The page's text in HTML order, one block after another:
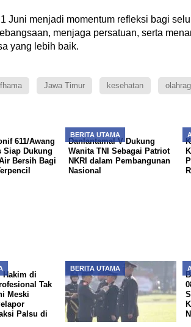
Juni menjadi momentum refleksi bagi
menjaga persatuan, serta
yang lebih baik.
Jawa Timur kesehatan
611/Awang
Siap Dukung
Bersih Bagi
BERITA UTAMA
Danlantamal V Dukung
Wanita TNI Sebagai Patriot
NKRI dalam Pembangunan
Nasional
Hakim di
Tak
Meski
Palsu di
BERITA UTAMA